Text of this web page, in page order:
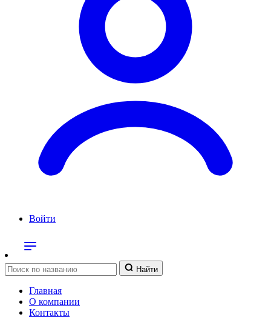
Войти
Найти
Главная
О компании
Контакты